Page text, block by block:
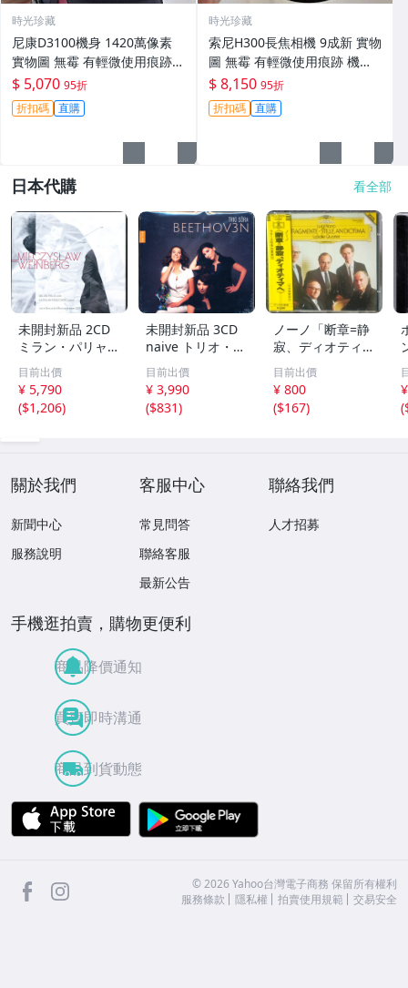
時光珍藏
尼康D3100機身 1420萬像素
實物圖 無霉 有輕微使用痕跡
機身原裝 無拆修無翻新 臨-34
3
$ 5,070 95折
折扣碼 直購
時光珍藏
索尼H300長焦相機 9成新 實物
圖 無霉 有輕微使用痕跡 機身
鏡頭原裝 無拆修無翻新-3430
$ 8,150 95折
折扣碼 直購
日本代購 看全部
未開封新品 2CD
ミラン・パリャ,
ラディスラフ・フ
ァンゾヴィッツ -
ヴァインベルク：
ヴァイオリンとピ
目前出價
¥ 5,790
($1,206)
未開封新品 3CD
naive トリオ・ソ
ーラ/Trio Sora -
ベートーヴェン：
ピアノ三重奏曲
集 a6NnB08KH
目前出價
¥ 3,990
($831)
ノーノ「断章=静
寂、ディオティマ
へ」ラサール弦楽
四重奏団
目前出價
¥ 800
($167)
(
關於我們
新聞中心
服務說明
客服中心
常見問答
聯絡客服
最新公告
聯絡我們
人才招募
手機逛拍賣，購物更便利
商品降價通知
買賣即時溝通
商品到貨動態
APP Store
facebook ©2026 Yahoo台灣電子商務 保留所有權利
服務條款
隱私權 拍賣使用規範 交易安全